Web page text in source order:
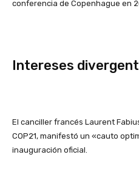
conferencia de Copenhague en
Intereses
El canciller francés Laurent
COP21, manifestó un «cauto
inauguración oficial.